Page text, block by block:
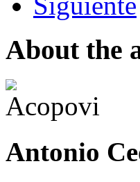
About the
Antonio